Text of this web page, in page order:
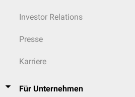
freie Flüssigkeit bei Hohlorganperforation
Im Gegensatz zum Morison-Pouch gilt der
deutlich kleineres Schallfenster bietet als die
Investor Relations
Presse
Karriere
Für Unternehmen